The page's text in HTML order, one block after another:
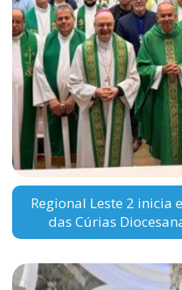
Regional Leste 2 inicia
das Cúrias